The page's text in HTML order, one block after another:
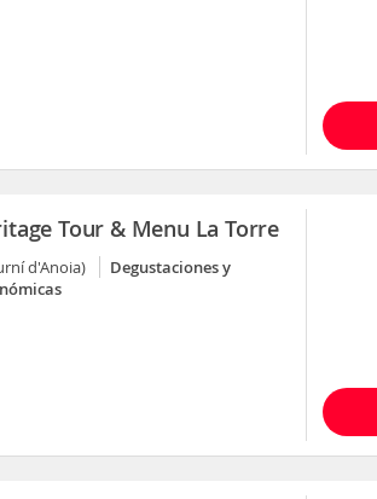
Tour & Menu La Torre
d'Anoia)
Degustaciones y